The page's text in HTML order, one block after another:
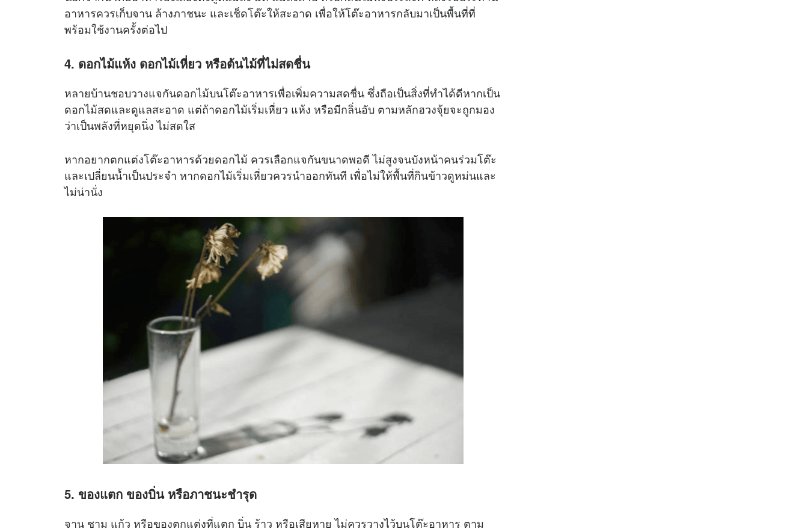
อาหารควรเก็บจาน ล้างภาชนะ และเช็ดโต๊ะให้สะอาด เพื่อให้โต๊ะอาหารกลับมาเป็นพื้นที่ที่
พร้อมใช้งานครั้งต่อไป
4. ดอกไม้แห้ง ดอกไม้เหี่ยว หรือต้นไม้ที่ไม่สดชื่น
หลายบ้านชอบวางแจกันดอกไม้บนโต๊ะอาหารเพื่อเพิ่มความสดชื่น ซึ่งถือเป็นสิ่งที่ทำได้ดีหากเป็น
ดอกไม้สดและดูแลสะอาด แต่ถ้าดอกไม้เริ่มเหี่ยว แห้ง หรือมีกลิ่นอับ ตามหลักฮวงจุ้ยจะถูกมอง
ว่าเป็นพลังที่หยุดนิ่ง ไม่สดใส
หากอยากตกแต่งโต๊ะอาหารด้วยดอกไม้ ควรเลือกแจกันขนาดพอดี ไม่สูงจนบังหน้าคนร่วมโต๊ะ
และเปลี่ยนน้ำเป็นประจำ หากดอกไม้เริ่มเหี่ยวควรนำออกทันที เพื่อไม่ให้พื้นที่กินข้าวดูหม่นและ
ไม่น่านั่ง
5. ของแตก ของบิ่น หรือภาชนะชำรุด
จาน ชาม แก้ว หรือของตกแต่งที่แตก บิ่น ร้าว หรือเสียหาย ไม่ควรวางไว้บนโต๊ะอาหาร ตาม